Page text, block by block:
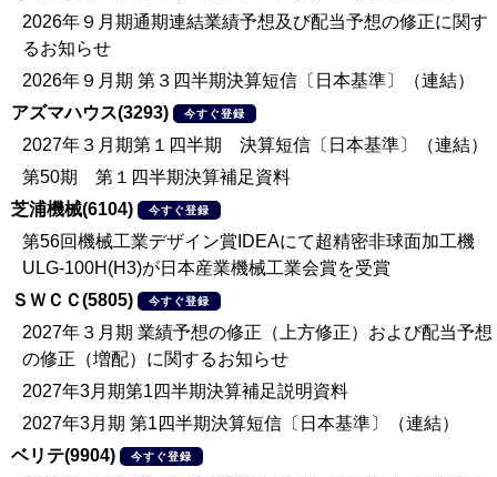
2026年９月期通期連結業績予想及び配当予想の修正に関す
るお知らせ
2026年９月期 第３四半期決算短信〔日本基準〕（連結）
アズマハウス(3293)
今すぐ登録
2027年３月期第１四半期 決算短信〔日本基準〕（連結）
第50期 第１四半期決算補足資料
芝浦機械(6104)
今すぐ登録
第56回機械工業デザイン賞IDEAにて超精密非球面加工機
ULG-100H(H3)が日本産業機械工業会賞を受賞
ＳＷＣＣ(5805)
今すぐ登録
2027年３月期 業績予想の修正（上方修正）および配当予想
の修正（増配）に関するお知らせ
2027年3月期第1四半期決算補足説明資料
2027年3月期 第1四半期決算短信〔日本基準〕（連結）
ベリテ(9904)
今すぐ登録